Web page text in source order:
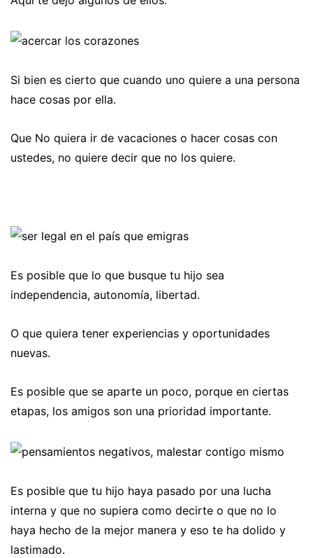
Si bien es cierto que cuando uno quiere a una persona
hace cosas por ella.
Que No quiera ir de vacaciones o hacer cosas con
ustedes, no quiere decir que no los quiere.
Es posible que lo que busque tu hijo sea
independencia, autonomía, libertad.
O que quiera tener experiencias y oportunidades
nuevas.
Es posible que se aparte un poco, porque en ciertas
etapas, los amigos son una prioridad importante.
Es posible que tu hijo haya pasado por una lucha
interna y que no supiera como decirte o que no lo
haya hecho de la mejor manera y eso te ha dolido y
lastimado.